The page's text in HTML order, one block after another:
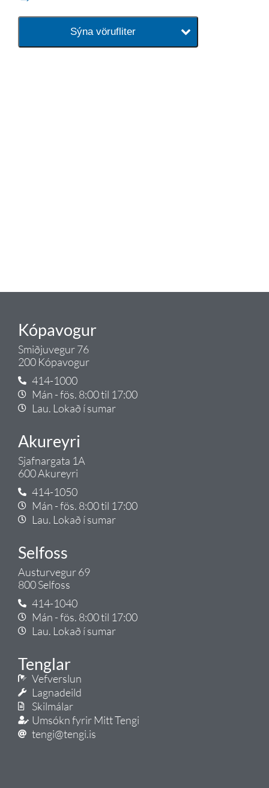
Sýna vörufliter
Kópavogur
Smiðjuvegur 76
200 Kópavogur
414-1000
Mán - fös. 8:00 til 17:00
Lau. Lokað í sumar
Akureyri
Sjafnargata 1A
600 Akureyri
414-1050
Mán - fös. 8:00 til 17:00
Lau. Lokað í sumar
Selfoss
Austurvegur 69
800 Selfoss
414-1040
Mán - fös. 8:00 til 17:00
Lau. Lokað í sumar
Tenglar
Vefverslun
Lagnadeild
Skilmálar
Umsókn fyrir Mitt Tengi
tengi@tengi.is